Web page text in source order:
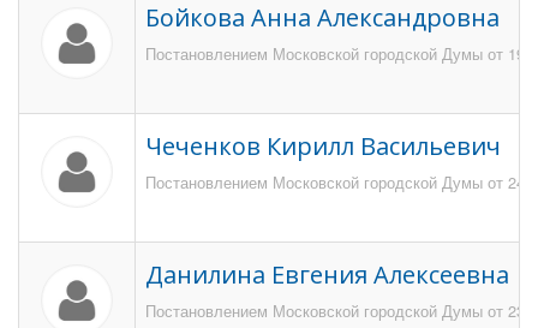
Бойкова Анна Александровна
Постановлением Московской городской Думы от 19
Чеченков Кирилл Васильевич
Постановлением Московской городской Думы от 24
Данилина Евгения Алексеевна
Постановлением Московской городской Думы от 23